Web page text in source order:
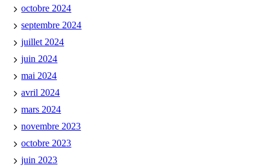
octobre 2024
septembre 2024
juillet 2024
juin 2024
mai 2024
avril 2024
mars 2024
novembre 2023
octobre 2023
juin 2023